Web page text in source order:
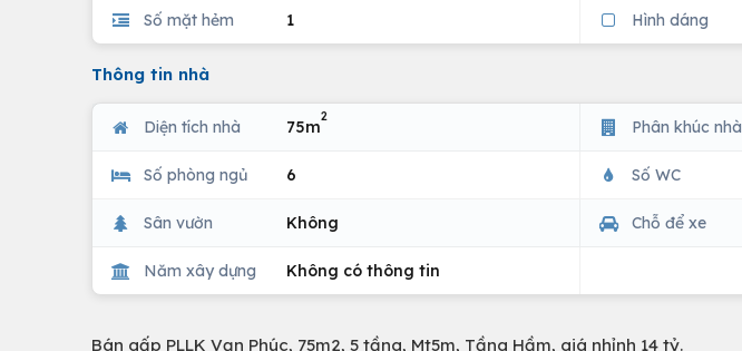
Số mặt hẻm 1 Hình dáng
Thông tin nhà
Diện tích nhà 75m
2
Phân khúc nhà
Số phòng ngủ 6 Số WC
Sân vườn Không Chỗ để xe
Năm xây dựng Không có thông tin
Bán gấp PLLK Vạn Phúc, 75m2, 5 tầng, Mt5m, Tầng Hầm, giá nhỉnh 14 tỷ.